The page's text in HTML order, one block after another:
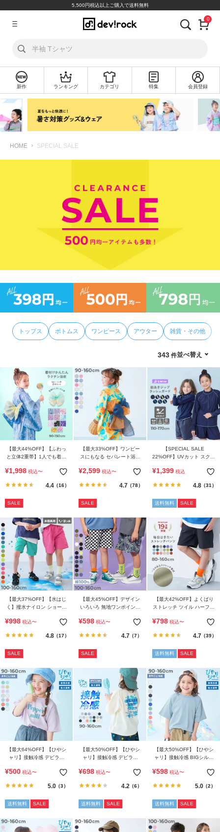
5,500円税込以上ご購入で送料無料
ロ
グ
イ
ン
新
規
会
員
登
す
ラ
ン
探
す
新
作
か
ら
探
集
ら
探
す
子
ど
服
ム
ガ
イ
ド・
プ
ビ
ロ
ッ
ク
に
い
0
新作 ランキング カテゴリ 特集 会員登録
HOME SPECIAL SALE
トップス ボトムス ワンピース アウター 雑貨・その他
並べ替え
343
【最大44%OFF】【ふわっ
と立体2重帯】1人でも着ら
ワンピース型浴衣
¥1,998 税込〜
4.4（16）
SALE
【最大33%OFF】ワンピー
スにもなる セパレート浴衣
¥2,599 税込〜
4.7（78）
SALE
【SPECIAL SALE
22%OFF】UVカット スクー
ード
¥1,399 税込
4.8（31）
送料無料 SALE
【最大37%OFF】【水はじ
く】撥水ナイロン ショート
¥998 税込〜
4.8（17）
SALE
【最大45%OFF】デザイン
いろいろ 無地ワンポイント
ツ
¥598 税込〜
4.7（7）
SALE
【最大42%OFF】よくばり
ストレッチ ツイル ハーフパ
¥798 税込〜
4.7（39）
送料無料 SALE
【最大64%OFF】【ひやシ
ャリ】接触冷感 デビラボ
袖Tシャツ
¥500 税込〜
5.0（3）
送料無料 SALE
【最大50%OFF】【ひやシ
ャリ】接触冷感 デビラボ
袖Tシャツ
¥698 税込〜
4.2 （6）
送料無料 SALE
【最大50%OFF】【ひやシ
ャリ】接触冷感 BIGシルエ
¥598 税込〜
5.0（2）
送料無料 SALE